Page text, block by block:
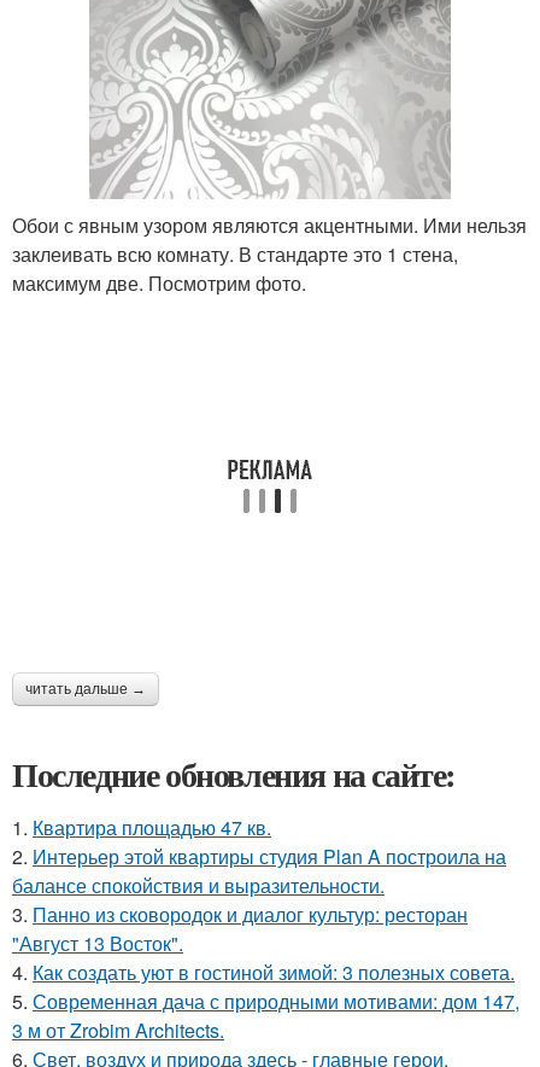
Обои с явным узором являются акцентными. Ими нельзя
заклеивать всю комнату. В стандарте это 1 стена,
максимум две. Посмотрим фото.
читать дальше →
Последние обновления на сайте:
1. Квартира площадью 47 кв.
2. Интерьер этой квартиры студия Plan A построила на
балансе спокойствия и выразительности.
3. Панно из сковородок и диалог культур: ресторан
"Август 13 Восток".
4. Как создать уют в гостиной зимой: 3 полезных совета.
5. Современная дача с природными мотивами: дом 147,
3 м от Zrobim Architects.
6. Свет, воздух и природа здесь - главные герои.